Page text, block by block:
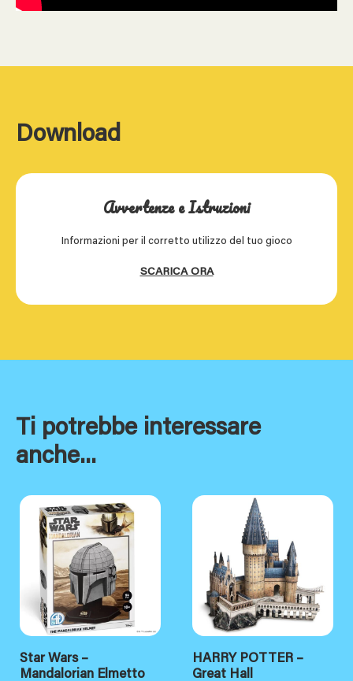
Download
Avvertenze e Istruzioni
Informazioni per il corretto utilizzo del tuo gioco
SCARICA ORA
Ti potrebbe interessare
anche...
Star Wars –
Mandalorian Elmetto
HARRY POTTER –
Great Hall